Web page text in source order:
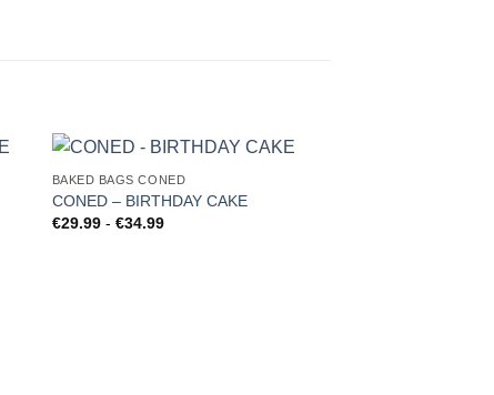
BAKED BAGS CONED
CONED – BIRTHDAY CAKE
€29.99 - €34.99Fascia